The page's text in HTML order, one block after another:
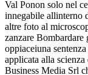
Val Ponon solo nel
innegabile allinterno
altre foto al
zanzare Bombardare
oppiaceiuna
applicata alla
Business Media Srl